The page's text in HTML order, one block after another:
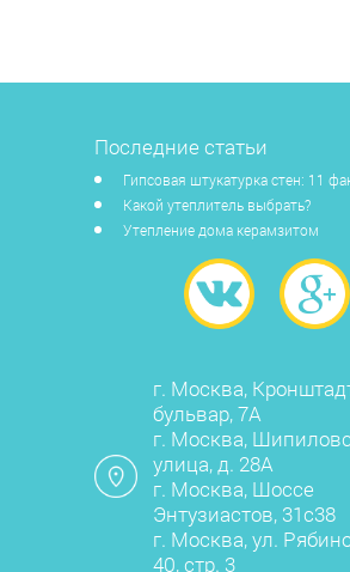
Последние статьи
Гипсовая штукатурка стен: 11
Какой утеплитель выбрать?
Утепление дома керамзитом
г. Москва,
бульвар, 7А
г. Москва,
улица, д. 28А
г. Москва, Шоссе
Энтузиастов, 31с38
г. Москва, ул.
40, стр. 3